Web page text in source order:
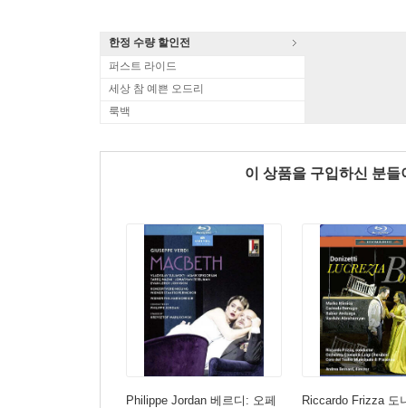
한정 수량 할인전
퍼스트 라이드
세상 참 예쁜 오드리
룩백
이 상품을 구입하신 분
Philippe Jordan 베르디: 오페
Riccardo Frizza 도